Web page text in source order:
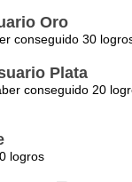
Oro
conseguido 30
Plata
conseguido 20
logros